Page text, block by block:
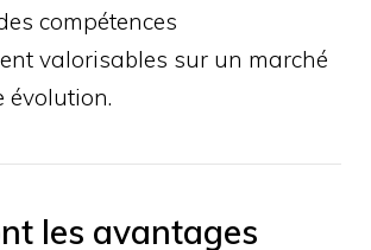
compétences
valorisables sur un marché
évolution.
les avantages